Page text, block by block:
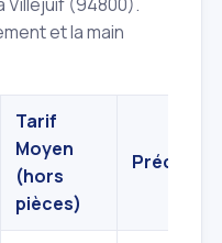
et la main
Tarif
Moyen
(hors
pièces)